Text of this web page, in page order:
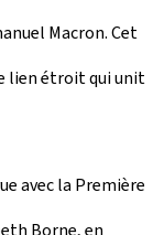
Macron. Cet
lien étroit qui unit
avec la Première
Borne, en